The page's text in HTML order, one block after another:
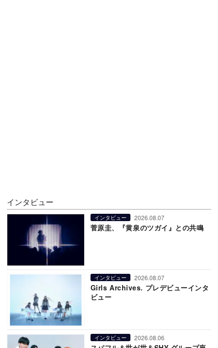
インタビュー
インタビュー 2026.08.07
菅原圭、『黄泉のツガイ』との共鳴
インタビュー 2026.08.07
Girls Archives. プレデビューインタ
ビュー
インタビュー 2026.08.06